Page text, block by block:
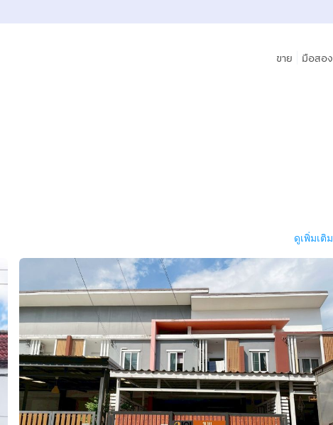
ขาย มือสอง
ดูเพิ่มเติม